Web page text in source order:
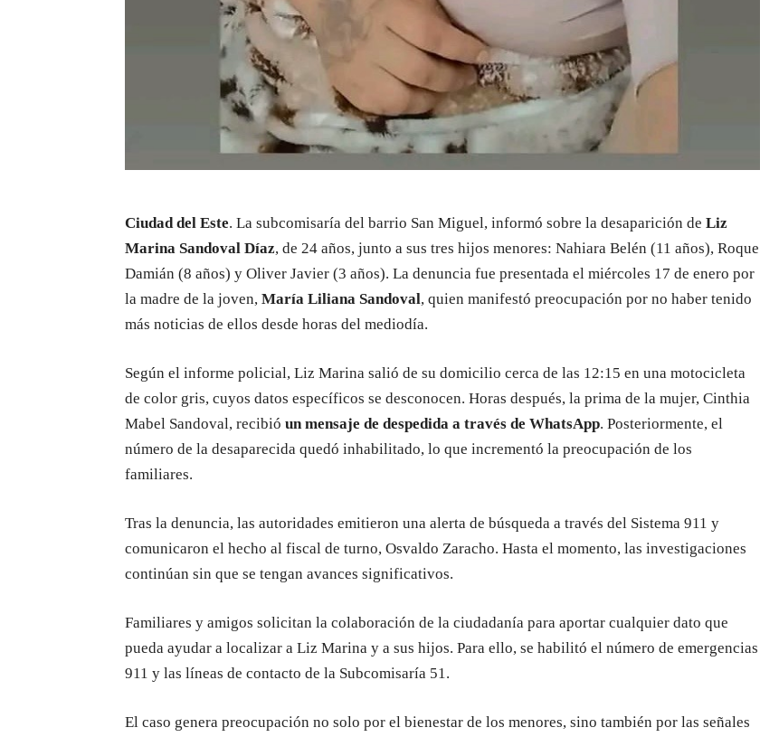
Ciudad del Este. La subcomisaría del barrio San Miguel, informó sobre la desaparición de Liz
Marina Sandoval Díaz, de 24 años, junto a sus tres hijos menores: Nahiara Belén (11 años), Roque
Damián (8 años) y Oliver Javier (3 años). La denuncia fue presentada el miércoles 17 de enero por
la madre de la joven, María Liliana Sandoval, quien manifestó preocupación por no haber tenido
más noticias de ellos desde horas del mediodía.
Según el informe policial, Liz Marina salió de su domicilio cerca de las 12:15 en una motocicleta
de color gris, cuyos datos específicos se desconocen. Horas después, la prima de la mujer, Cinthia
Mabel Sandoval, recibió un mensaje de despedida a través de WhatsApp. Posteriormente, el
número de la desaparecida quedó inhabilitado, lo que incrementó la preocupación de los
familiares.
Tras la denuncia, las autoridades emitieron una alerta de búsqueda a través del Sistema 911 y
comunicaron el hecho al fiscal de turno, Osvaldo Zaracho. Hasta el momento, las investigaciones
continúan sin que se tengan avances significativos.
Familiares y amigos solicitan la colaboración de la ciudadanía para aportar cualquier dato que
pueda ayudar a localizar a Liz Marina y a sus hijos. Para ello, se habilitó el número de emergencias
911 y las líneas de contacto de la Subcomisaría 51.
El caso genera preocupación no solo por el bienestar de los menores, sino también por las señales